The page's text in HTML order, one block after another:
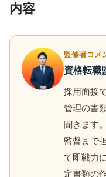
内容
監修者コメ
資格転職
採用面接
管理の書
聞きます
監督まで
て即戦力
定書類の